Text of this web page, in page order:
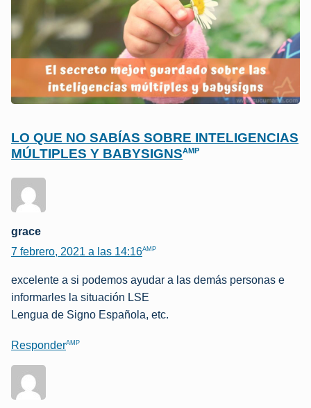
LO QUE NO SABÍAS SOBRE INTELIGENCIAS
MÚLTIPLES Y BABYSIGNSAMP
grace
7 febrero, 2021 a las 14:16AMP
excelente a si podemos ayudar a las demás personas e
informarles la situación LSE
Lengua de Signo Española, etc.
ResponderAMP